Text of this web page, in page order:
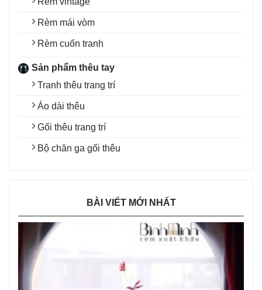
Rèm mái vòm
Rèm cuốn tranh
Sản phẩm thêu tay
Tranh thêu trang trí
Áo dài thêu
Gối thêu trang trí
Bộ chăn ga gối thêu
BÀI VIẾT MỚI NHẤT